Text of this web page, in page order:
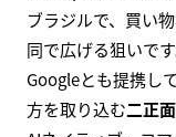
ブラジルで、買い
同で広げる狙いで
Googleとも提携し
方を取り込む二正